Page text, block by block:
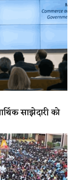
साझेदारी को